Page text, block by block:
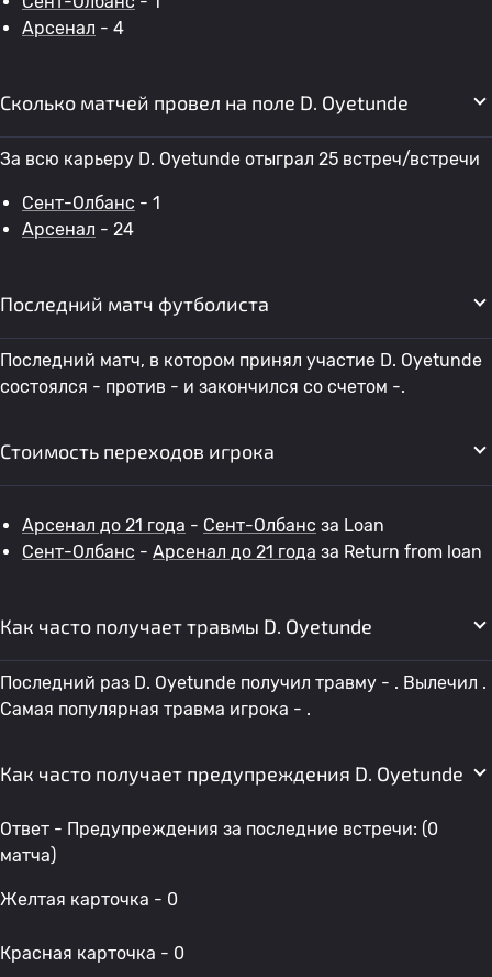
Арсенал - 4
Сколько матчей провел на поле D. Oyetunde
За всю карьеру D. Oyetunde отыграл 25 встреч/встречи
Сент-Олбанс - 1
Арсенал - 24
Последний матч футболиста
Последний матч, в котором принял участие D. Oyetunde
состоялся - против - и закончился со счетом -.
Стоимость переходов игрока
Арсенал до 21 года - Сент-Олбанс за Loan
Сент-Олбанс - Арсенал до 21 года за Return from loan
Как часто получает травмы D. Oyetunde
Последний раз D. Oyetunde получил травму - . Вылечил .
Самая популярная травма игрока - .
Как часто получает предупреждения D. Oyetunde
Ответ - Предупреждения за последние встречи: (0
матча)
Желтая карточка - 0
Красная карточка - 0